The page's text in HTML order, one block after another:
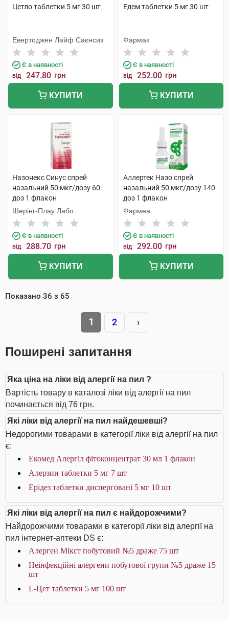
Цетло таблетки 5 мг 30 шт
Евертоджен Лайф Саєнсиз
Є в наявності
від 247.80 грн
КУПИТИ
Едем таблетки 5 мг 30 шт
Фармак
Є в наявності
від 252.00 грн
КУПИТИ
Назонекс Синус спрей
назальний 50 мкг/дозу 60
доз 1 флакон
Шерінг-Плау Лабо
Є в наявності
від 288.70 грн
КУПИТИ
Аллертек Назо спрей
назальний 50 мкг/дозу 140
доз 1 флакон
Фармеа
Є в наявності
від 292.00 грн
КУПИТИ
Показано 36 з 65
1 2 ›
Поширені запитання
Яка ціна на ліки від алергії на пил ?
Вартість товару в каталозі ліки від алергії на пил
починається від 76 грн.
Які ліки від алергії на пил найдешевші?
Недорогими товарами в категорії ліки від алергії на пил
є:
Екомед Алергіл фітоконцентрат 30 мл 1 флакон
Алерзин таблетки 5 мг 7 шт
Ерідез таблетки дисперговані 5 мг 10 шт
Які ліки від алергії на пил є найдорожчими?
Найдорожчими товарами в категорії ліки від алергії на
пил інтернет-аптеки DS є:
Алерген Мікст побутовий №5 драже 75 шт
Неінфекційні алергени побутової групи №5 драже 15
шт
L-Цет таблетки 5 мг 100 шт